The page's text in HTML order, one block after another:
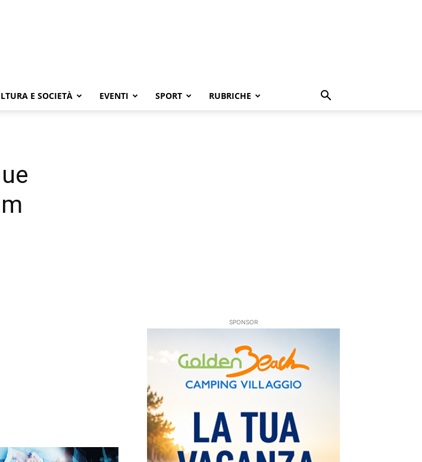
E SOCIETÀ EVENTI SPORT RUBRICHE
SPONSOR